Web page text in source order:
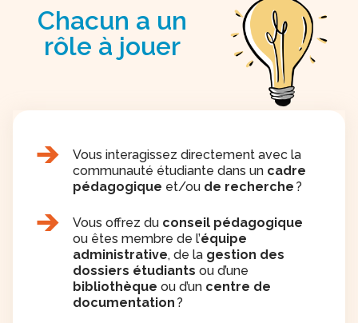
Chacun a un
rôle à jouer
Vous interagissez directement avec la
communauté étudiante dans un cadre
pédagogique et/ou de recherche ?
Vous offrez du conseil pédagogique
ou êtes membre de l’équipe
administrative, de la gestion des
dossiers étudiants ou d’une
bibliothèque ou d’un centre de
documentation ?